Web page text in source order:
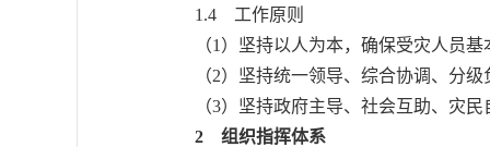
1.4 工作原则
（1）坚持以人为本，确保受灾人员基
（2）坚持统一领导、综合协调、分级
（3）坚持政府主导、社会互助、灾民
2 组织指挥体系